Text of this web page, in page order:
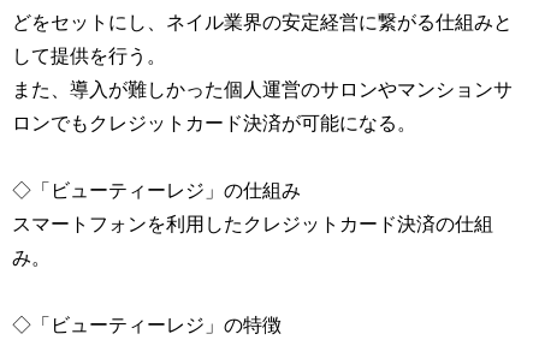
どをセットにし、ネイル業界の安定経営に繋がる仕組みと
して提供を行う。
また、導入が難しかった個人運営のサロンやマンションサ
ロンでもクレジットカード決済が可能になる。
◇「ビューティーレジ」の仕組み
スマートフォンを利用したクレジットカード決済の仕組
み。
◇「ビューティーレジ」の特徴